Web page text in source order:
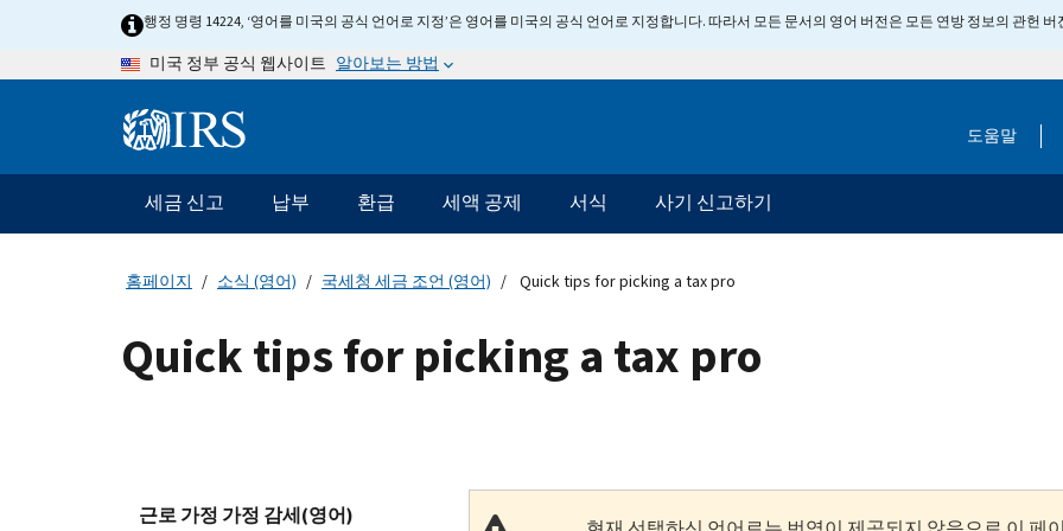
행정 명령 14224, ‘영어를 미국의 공식 언어로 지정’은 영어를 미국의 공식 언어로 지정합니다. 따라서 모든 문서의 영어 버전은 모든 연방 정보의 관헌
미국 정부 공식 웹사이트 알아보는 방법
Information 도움말
메
인
네
게
이
세금 신고 납부 환급 세액 공제 서식 사기 신고하기
홈페이지 소식 (영어) 국세청 세금 조언 (영어) Quick tips for picking a tax pro
Quick tips for picking a tax pro
근로 가정 가정 감세(영어)